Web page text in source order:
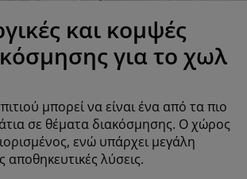
χώρου
και κομψές
για το χωλ
μπορεί να είναι ένα από τα πιο
σε θέματα διακόσμησης. Ο χώρος
ενώ υπάρχει μεγάλη
αποθηκευτικές λύσεις.